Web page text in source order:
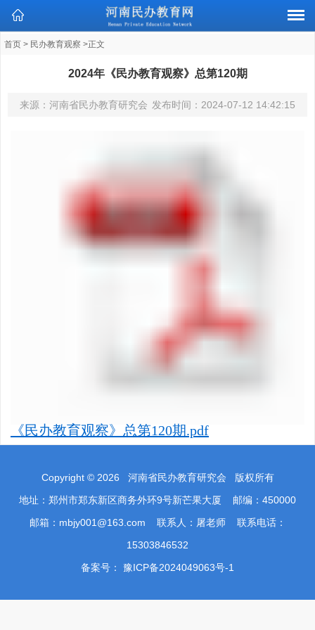
首页 > 民办教育观察 >正文
2024年《民办教育观察》总第120期
来源：河南省民办教育研究会 发布时间： 2024-07-12 14:42:15
《民办教育观察》总第120期.pdf
Copyright © 2026 河南省民办教育研究会 版权所有
地址：郑州市郑东新区商务外环9号新芒果大厦 邮编：450000
邮箱：mbjy001@163.com 联系人：屠老师 联系电话：
15303846532
备案号： 豫ICP备2024049063号-1